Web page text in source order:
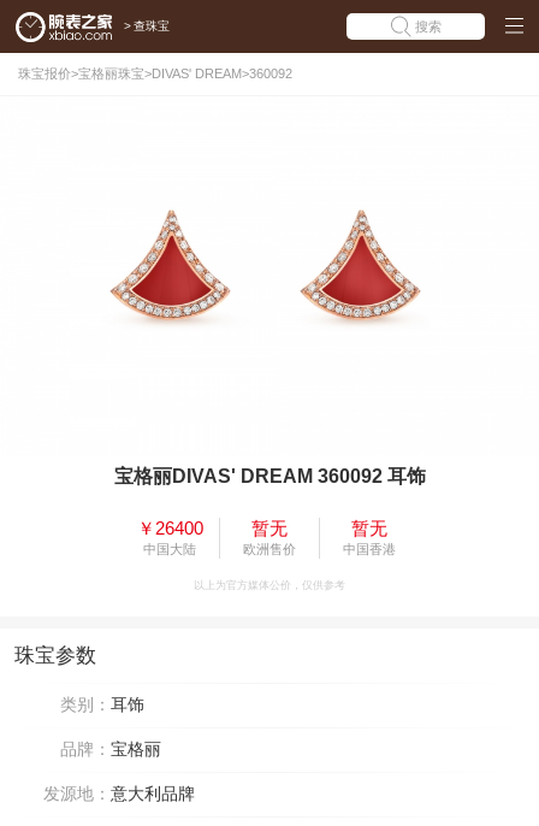
> 查珠宝 搜索
珠宝报价>宝格丽珠宝>DIVAS' DREAM>360092
宝格丽DIVAS' DREAM 360092 耳饰
￥26400
中国大陆
暂无
欧洲售价
暂无
中国香港
以上为官方媒体公价，仅供参考
珠宝参数
类别： 耳饰
品牌： 宝格丽
发源地： 意大利品牌